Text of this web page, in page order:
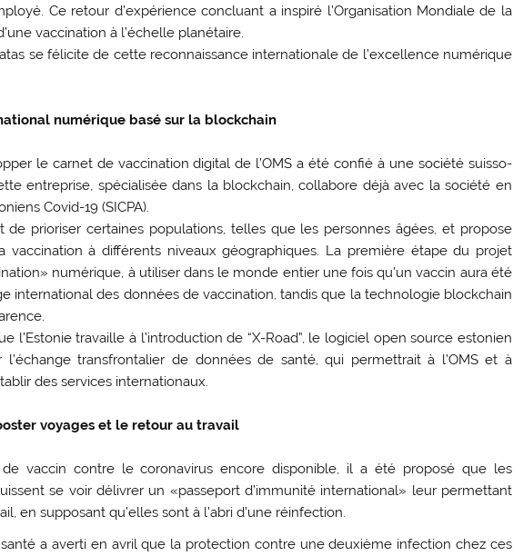
Ce retour d’expérience concluant a inspiré l’Organisation Mondiale de la
vaccination à l’échelle planétaire.
se félicite de cette reconnaissance internationale de l’excellence numérique
numérique basé sur la blockchain
le carnet de vaccination digital de l’OMS a été confié à une société suisso-
entreprise, spécialisée dans la blockchain, collabore déjà avec la société en
Covid-19 (SICPA).
prioriser certaines populations, telles que les personnes âgées, et propose
à différents niveaux géographiques. La première étape du projet
numérique, à utiliser dans le monde entier une fois qu’un vaccin aura été
international des données de vaccination, tandis que la technologie blockchain
l’Estonie travaille à l’introduction de “X-Road”, le logiciel open source estonien
l’échange transfrontalier de données de santé, qui permettrait à l’OMS et à
des services internationaux.
voyages et le retour au travail
de vaccin contre le coronavirus encore disponible, il a été proposé que les
se voir délivrer un «passeport d’immunité international» leur permettant
en supposant qu’elles sont à l’abri d’une réinfection.
santé a averti en avril que la protection contre une deuxième infection chez ces